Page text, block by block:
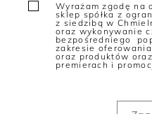
Wyrażam zgodę na
sklep spółka z
z siedzibą w
oraz wykonywanie
bezpośredniego
zakresie
oraz produktów
premierach i